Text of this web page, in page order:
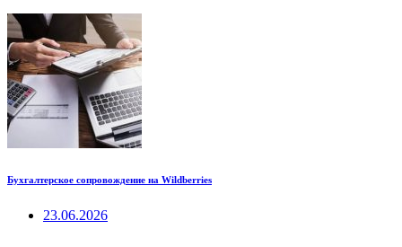
Бухгалтерское сопровождение на Wildberries
23.06.2026